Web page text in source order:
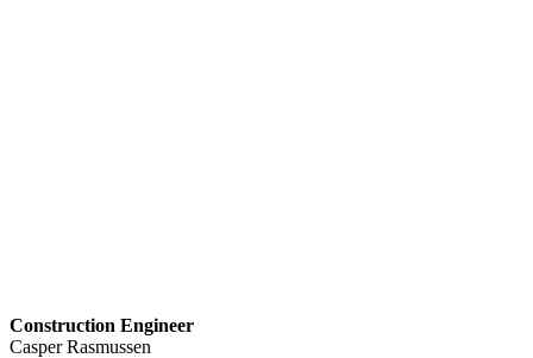
Construction Engineer
Casper Rasmussen